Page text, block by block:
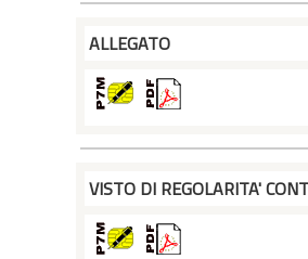
ALLEGATO
VISTO DI REGOLARITA'